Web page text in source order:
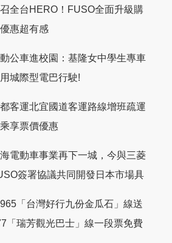
全台HERO！FUSO全面升級購
惠超有感
公車進校園：基隆女中學生專車
城際型電巴行駛!
客運北宜國道客運路線增班疏運
享票價優惠
電動車事業再下一城，今與三菱
簽署協議共同開發日本市場具
「台灣好行九份金瓜石」線送
「瑞芳觀光巴士」線一段票免費